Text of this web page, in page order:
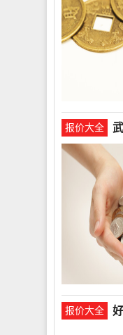
报价大全
报价大全